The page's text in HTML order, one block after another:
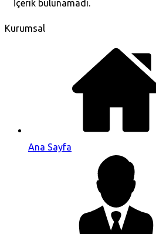
İçerik bulunamadı.
Kurumsal
Ana Sayfa